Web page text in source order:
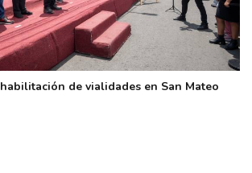
de vialidades en San Mateo